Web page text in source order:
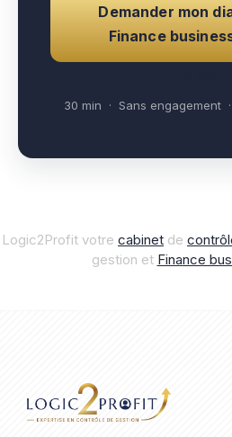
Demander mon
Finance
30 min · Sans engagement
Logic2Profit votre cabinet de
gestion et Finance